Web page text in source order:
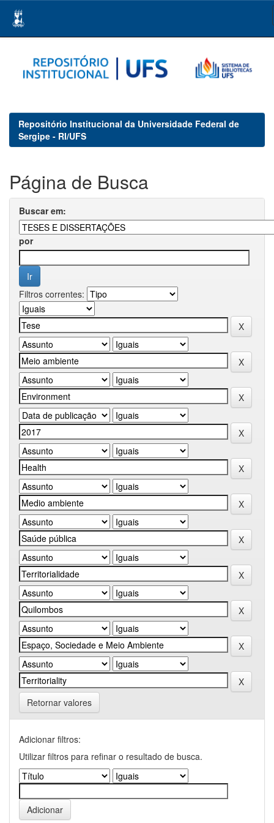
navigation
Repositório Institucional da Universidade Federal de
Sergipe - RI/UFS
Página de Busca
Buscar em:
por
Filtros correntes:
Retornar valores
Adicionar filtros:
Utilizar filtros para refinar o resultado de busca.